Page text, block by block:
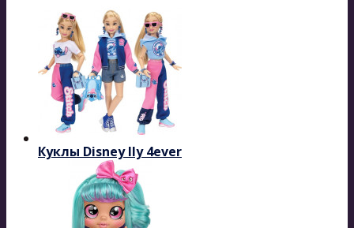
Куклы Disney Ily 4ever